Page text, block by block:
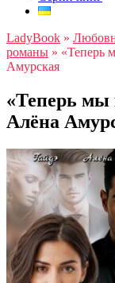
LadyBook »
романы » «Теперь
Амурская
«Теперь мы
Алёна